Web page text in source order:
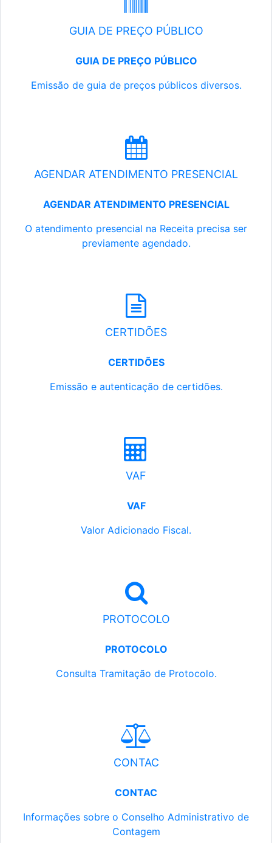
GUIA DE PREÇO PÚBLICO
GUIA DE PREÇO PÚBLICO
Emissão de guia de preços públicos diversos.
AGENDAR ATENDIMENTO PRESENCIAL
AGENDAR ATENDIMENTO PRESENCIAL
O atendimento presencial na Receita precisa ser
previamente agendado.
CERTIDÕES
CERTIDÕES
Emissão e autenticação de certidões.
VAF
VAF
Valor Adicionado Fiscal.
PROTOCOLO
PROTOCOLO
Consulta Tramitação de Protocolo.
CONTAC
CONTAC
Informações sobre o Conselho Administrativo de
Contagem